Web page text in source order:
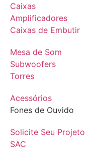
Caixas
Amplificadores
Caixas de Embutir
Mesa de Som
Subwoofers
Torres
Acessórios
Fones de Ouvido
Solicite Seu Projeto
SAC